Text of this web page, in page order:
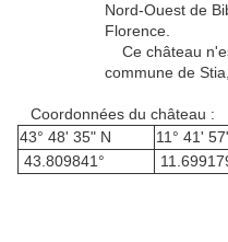
Nord-Ouest de
Florence.
Ce château
commune de
Coordonnées du château :
43° 48' 35" N
11° 41'
43.809841°